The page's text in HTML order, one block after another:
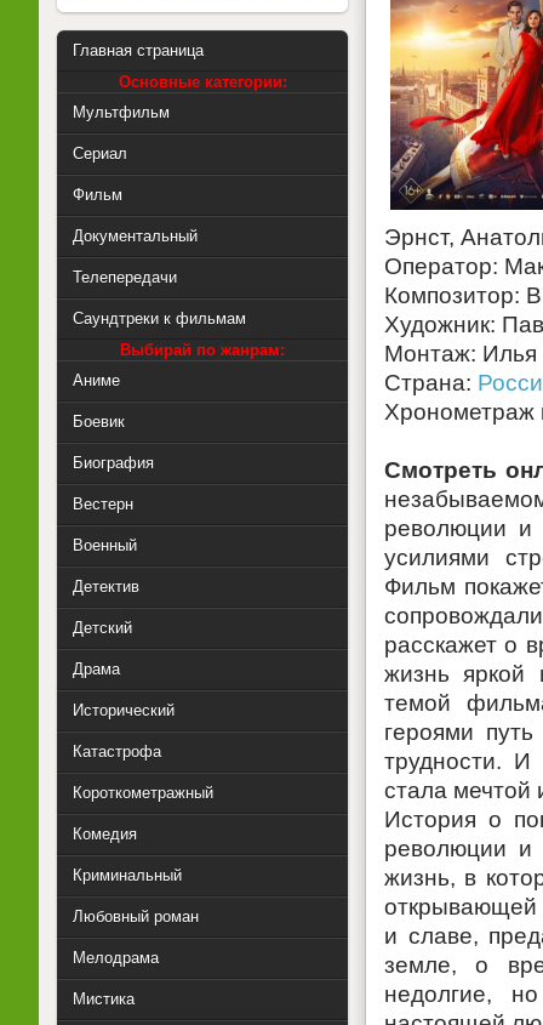
Эрнст,
Оператор:
Композитор:
Художник:
Монтаж: Илья
Страна:
Хронометраж
Смотреть
революции и
усилиями
Фильм
расскажет о
жизнь яркой
темой
героями
трудности. И
стала мечтой
История о
революции и
жизнь, в
открывающей
и славе,
земле, о
недолгие,
Главная страница
Основные категории:
Мультфильм
Сериал
Фильм
Документальный
Телепередачи
Саундтреки к фильмам
Выбирай по жанрам:
Аниме
Боевик
Биография
Вестерн
Военный
Детектив
Детский
Драма
Исторический
Катастрофа
Короткометражный
Комедия
Криминальный
Любовный роман
Мелодрама
Мистика